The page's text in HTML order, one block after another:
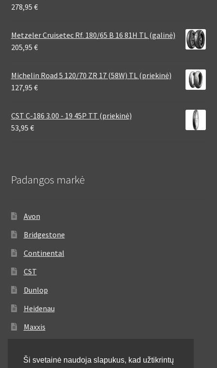
278,95 €
Metzeler Cruisetec Rf. 180/65 B 16 81H TL (galinė)
205,95 €
Michelin Road 5 120/70 ZR 17 (58W) TL (priekinė)
127,95 €
CST C-186 3.00 - 19 45P TT (priekinė)
53,95 €
Padangos markė
Avon
Bridgestone
Continental
CST
Dunlop
Heidenau
Maxxis
Michelin
Ši svetainė naudoja slapukus, kad užtikrintų